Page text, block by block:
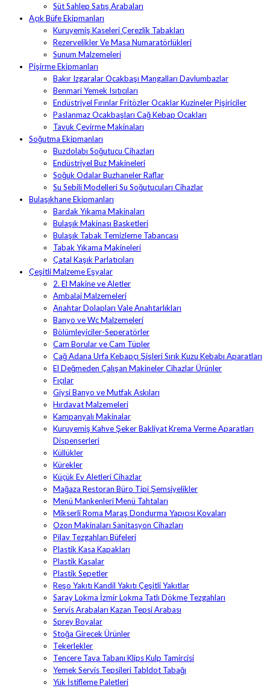
Süt Sahlep Satış Arabaları
Açık Büfe Ekipmanları
Kuruyemiş Kaseleri Çerezlik Tabakları
Rezervelikler Ve Masa Numaratörlükleri
Sunum Malzemeleri
Pişirme Ekipmanları
Bakır Izgaralar Ocakbaşı Mangalları Davlumbazlar
Benmari Yemek Isıtıcıları
Endüstriyel Fırınlar Fritözler Ocaklar Kuzineler Pişiriciler
Paslanmaz Ocakbaşları Cağ Kebap Ocakları
Tavuk Çevirme Makinaları
Soğutma Ekipmanları
Buzdolabı Soğutucu Cihazları
Endüstriyel Buz Makineleri
Soğuk Odalar Buzhaneler Raflar
Su Sebili Modelleri Su Soğutucuları Cihazlar
Bulaşıkhane Ekipmanları
Bardak Yıkama Makinaları
Bulaşık Makinası Basketleri
Bulaşık Tabak Temizleme Tabancası
Tabak Yıkama Makineleri
Çatal Kaşık Parlatıcıları
Çeşitli Malzeme Eşyalar
2. El Makine ve Aletler
Ambalaj Malzemeleri
Anahtar Dolapları Vale Anahtarlıkları
Banyo ve Wc Malzemeleri
Bölümleyiciler-Seperatörler
Cam Borular ve Cam Tüpler
Cağ Adana Urfa Kebapçı Şişleri Sırık Kuzu Kebabı Aparatları
El Değmeden Çalışan Makineler Cihazlar Ürünler
Fıçılar
Giysi Banyo ve Mutfak Askıları
Hırdavat Malzemeleri
Kampanyalı Makinalar
Kuruyemiş Kahve Şeker Bakliyat Krema Verme Aparatları
Dispenserleri
Küllükler
Kürekler
Küçük Ev Aletleri Cihazlar
Mağaza Restoran Büro Tipi Şemsiyelikler
Menü Mankenleri Menü Tahtaları
Mikserli Roma Maraş Dondurma Yapıcısı Kovaları
Ozon Makinaları Sanitasyon Cihazları
Pilav Tezgahları Büfeleri
Plastik Kasa Kapakları
Plastik Kasalar
Plastik Sepetler
Reşo Yakıtı Kandil Yakıtı Çeşitli Yakıtlar
Saray Lokma İzmir Lokma Tatlı Dökme Tezgahları
Servis Arabaları Kazan Tepsi Arabası
Sprey Boyalar
Stoğa Girecek Ürünler
Tekerlekler
Tencere Tava Tabanı Klips Kulp Tamircisi
Yemek Servis Tepsileri Tabldot Tabağı
Yük İstifleme Paletleri